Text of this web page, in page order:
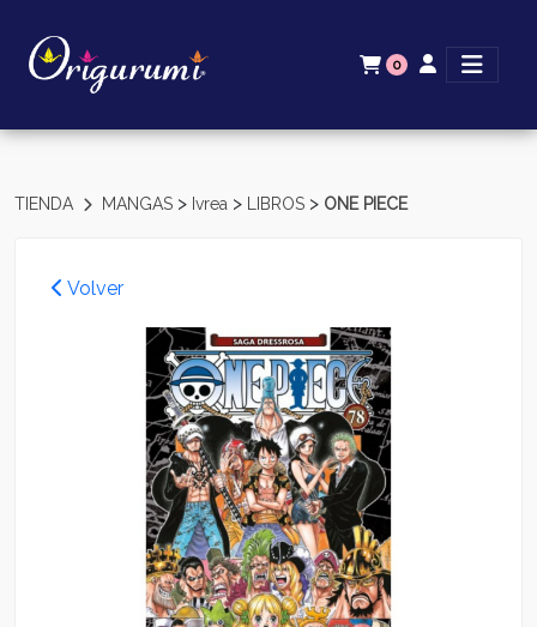
0
TIENDA MANGAS > Ivrea > LIBROS > ONE PIECE
Volver